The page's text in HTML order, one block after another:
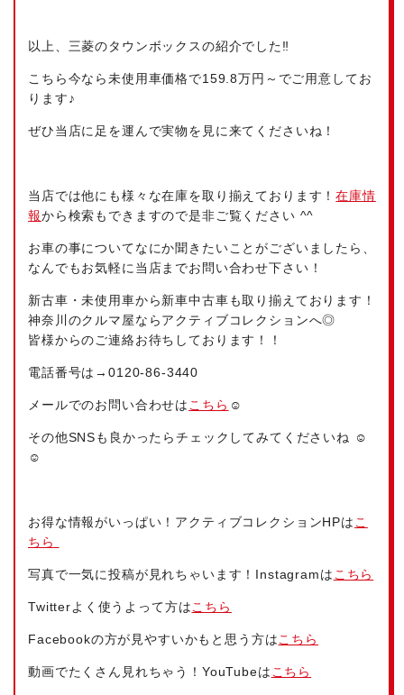
以上、三菱のタウンボックスの紹介でした‼
こちら今なら未使用車価格で159.8万円～でご用意してお
ります♪
ぜひ当店に足を運んで実物を見に来てくださいね！
当店では他にも様々な在庫を取り揃えております！在庫情
報から検索もできますので是非ご覧ください ^^
お車の事についてなにか聞きたいことがございましたら、
なんでもお気軽に当店までお問い合わせ下さい！
新古車・未使用車から新車中古車も取り揃えております！
神奈川のクルマ屋ならアクティブコレクションへ◎
皆様からのご連絡お待ちしております！！
電話番号は→0120-86-3440
メールでのお問い合わせは こちら ☺
その他SNSも良かったらチェックしてみてくださいね ☺
☺
お得な情報がいっぱい！アクティブコレクションHPは こ
ちら
写真で一気に投稿が見れちゃいます！Instagramは こちら
Twitterよく使うよって方はこちら
Facebookの方が見やすいかもと思う方はこちら
動画でたくさん見れちゃう！YouTubeは こちら